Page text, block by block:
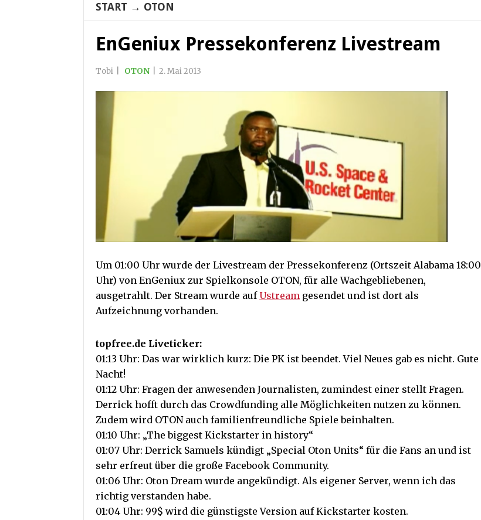
START → OTON
EnGeniux Pressekonferenz Livestream
Tobi OTON 2. Mai 2013
Um 01:00 Uhr wurde der Livestream der Pressekonferenz (Ortszeit Alabama 18:00
Uhr) von EnGeniux zur Spielkonsole OTON, für alle Wachgebliebenen,
ausgetrahlt. Der Stream wurde aufUstream gesendet und ist dort als
Aufzeichnung vorhanden.
topfree.de Liveticker:
01:13 Uhr: Das war wirklich kurz: Die PK ist beendet. Viel Neues gab es nicht. Gute
Nacht!
01:12 Uhr: Fragen der anwesenden Journalisten, zumindest einer stellt Fragen.
Derrick hofft durch das Crowdfunding alle Möglichkeiten nutzen zu können.
Zudem wird OTON auch familienfreundliche Spiele beinhalten.
01:10 Uhr: „The biggest Kickstarter in history“
01:07 Uhr: Derrick Samuels kündigt „Special Oton Units“ für die Fans an und ist
sehr erfreut über die große Facebook Community.
01:06 Uhr: Oton Dream wurde angekündigt. Als eigener Server, wenn ich das
richtig verstanden habe.
01:04 Uhr: 99$ wird die günstigste Version auf Kickstarter kosten.